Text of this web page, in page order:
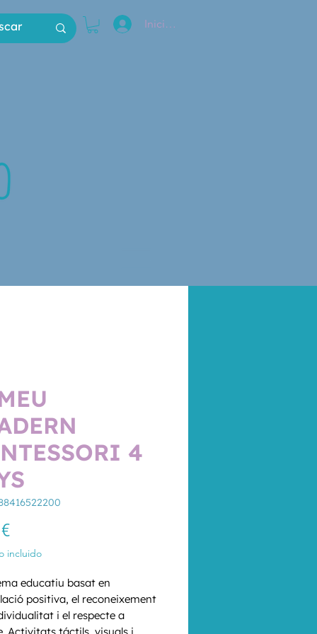
Iniciar sesión
4
Precio
incluido
educatiu basat en
positiva, el reconeixement
i el respecte a
Activitats táctils, visuals i